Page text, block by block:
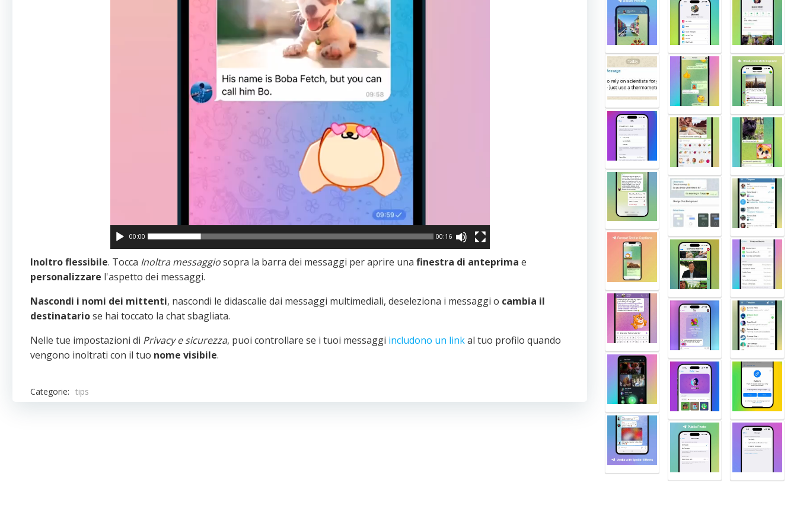
00:00 00:16
Inoltro flessibile. Tocca Inoltra messaggiosopra la barra dei messaggi per aprire una finestra di anteprima e
personalizzare l'aspetto dei messaggi.
Nascondi i nomi dei mittenti, nascondi le didascalie dai messaggi multimediali, deseleziona i messaggi o cambia il
destinatariose hai toccato la chat sbagliata.
Nelle tue impostazioni di Privacy e sicurezza, puoi controllare se i tuoi messaggi includono un linkal tuo profilo quando
vengono inoltrati con il tuo nome visibile.
Categorie: tips